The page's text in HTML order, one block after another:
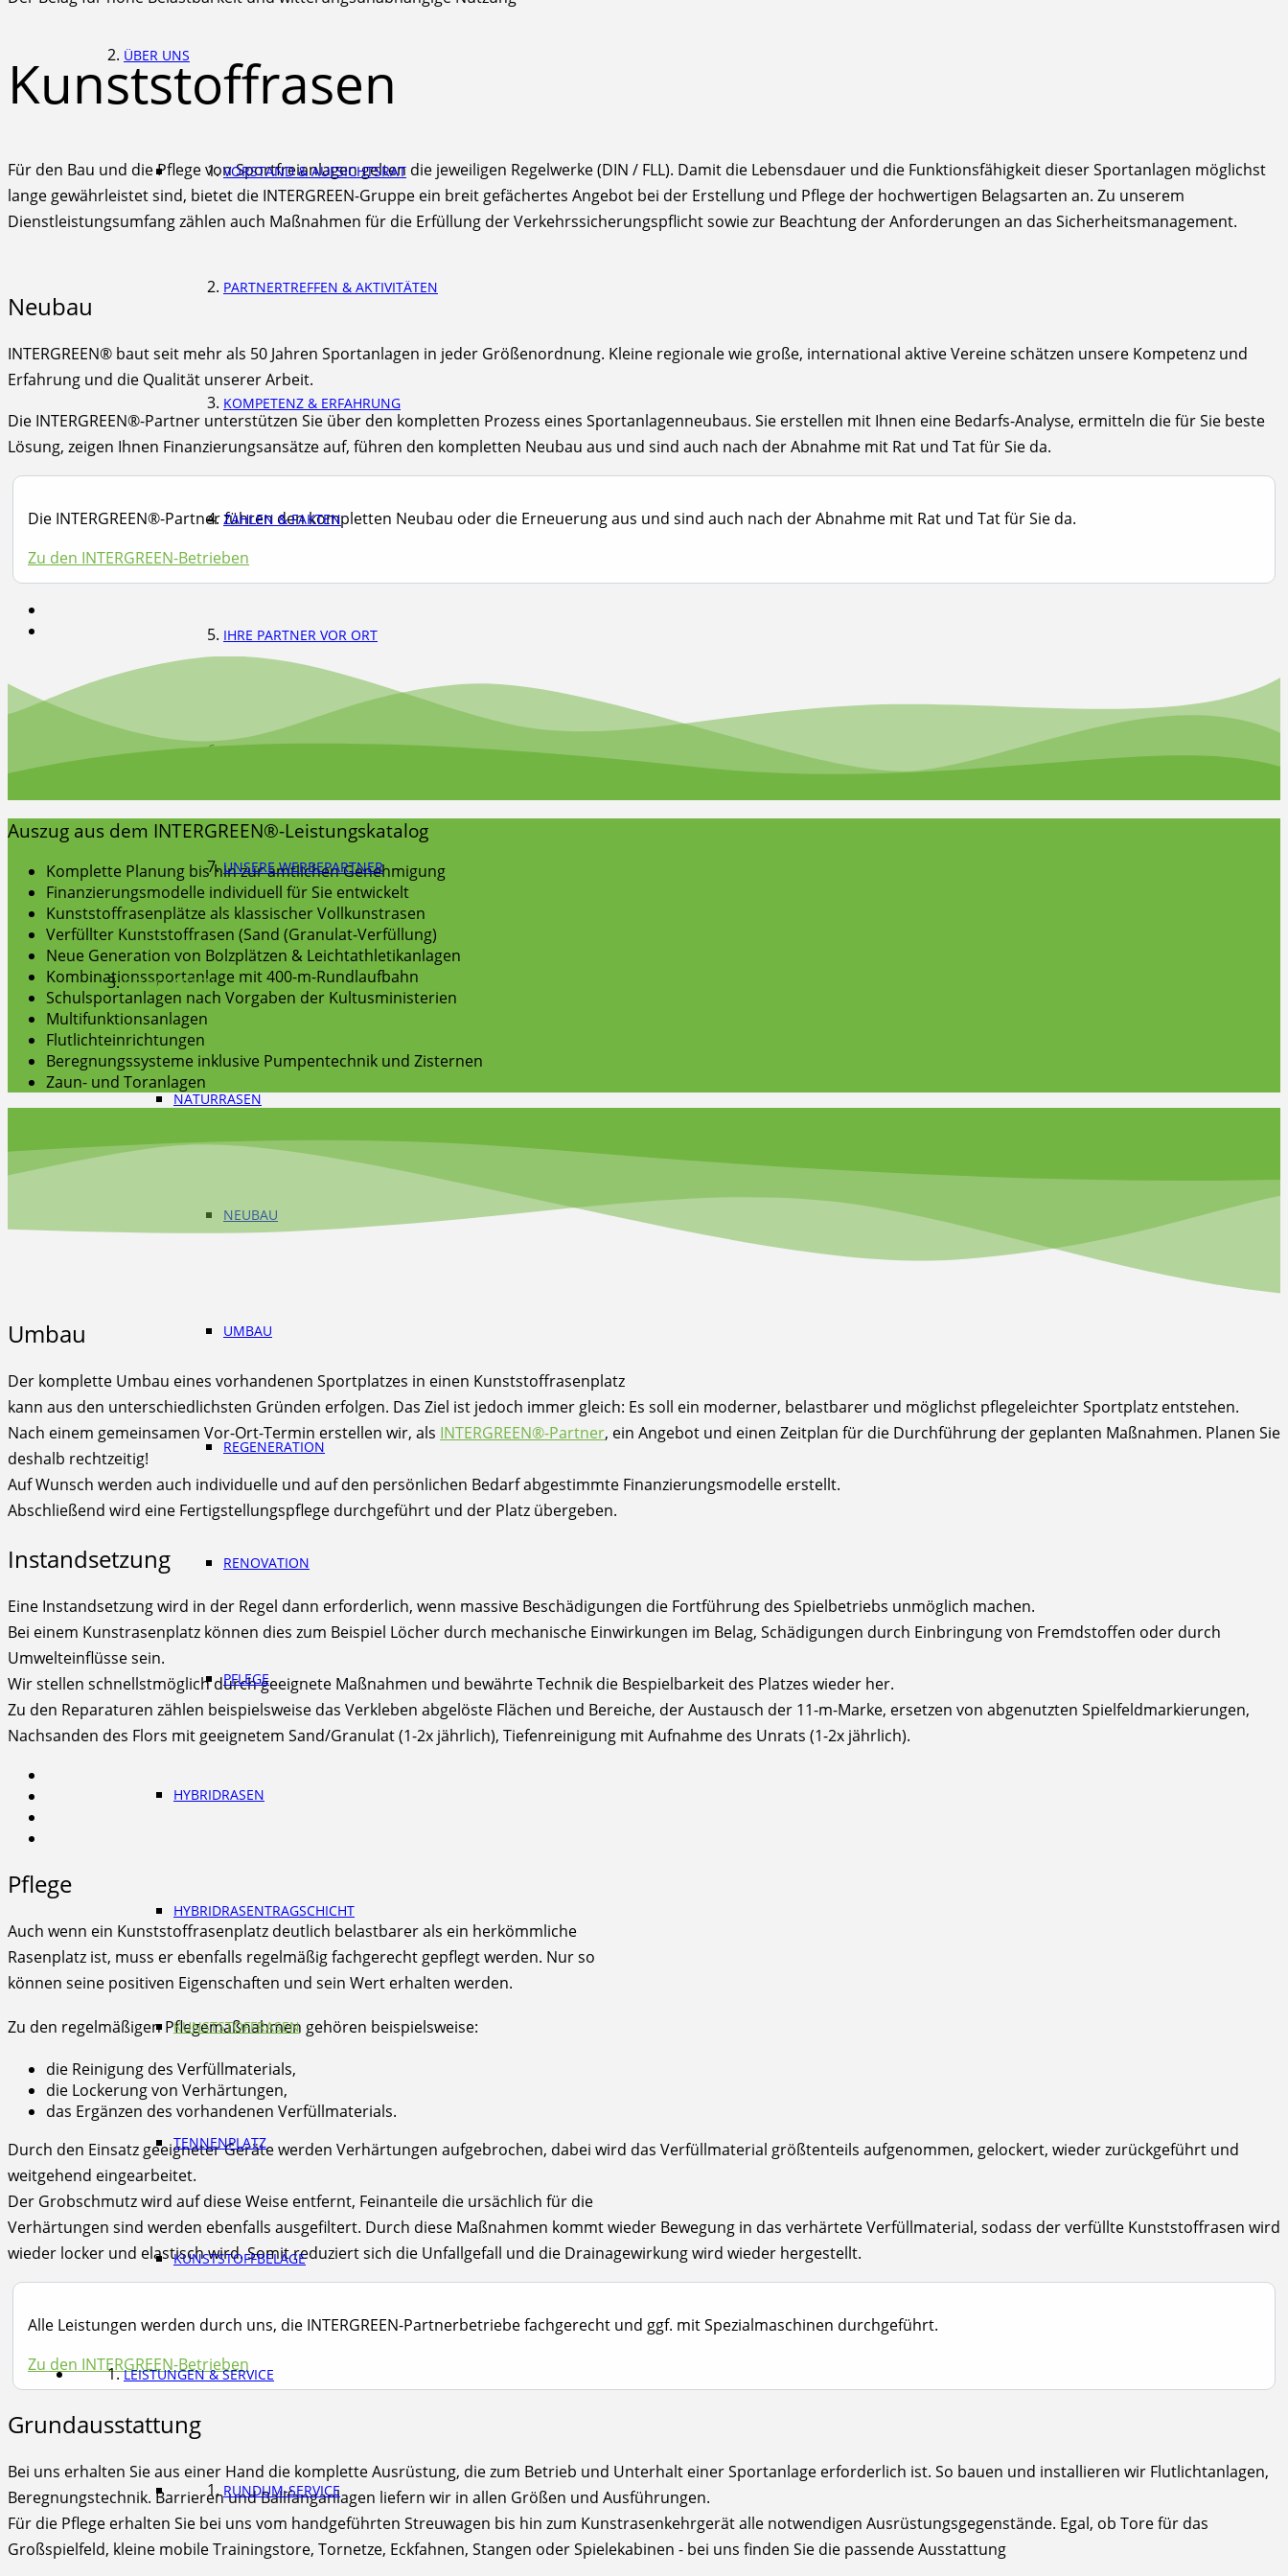
ÜBER UNS
VORSTAND & AUFSICHTSRAT
PARTNERTREFFEN & AKTIVITÄTEN
KOMPETENZ & ERFAHRUNG
ZAHLEN & FAKTEN
IHRE PARTNER VOR ORT
PARTNER WERDEN
UNSERE WERBEPARTNER
BELAGSARTEN
NATURRASEN
NEUBAU
UMBAU
REGENERATION
RENOVATION
PFLEGE
HYBRIDRASEN
HYBRIDRASENTRAGSCHICHT
KUNSTSTOFFRASEN
TENNENPLATZ
KUNSTSTOFFBELÄGE
LEISTUNGEN & SERVICE
RUNDUM-SERVICE
Kunststoffrasen
Für den Bau und die Pflege von Sportfreianlagen gelten die jeweiligen Regelwerke (DIN / FLL). Damit die Lebensdauer und die Funktionsfähigkeit dieser Sportanlagen möglichst
lange gewährleistet sind, bietet die INTERGREEN-Gruppe ein breit gefächertes Angebot bei der Erstellung und Pflege der hochwertigen Belagsarten an. Zu unserem
Dienstleistungsumfang zählen auch Maßnahmen für die Erfüllung der Verkehrssicherungspflicht sowie zur Beachtung der Anforderungen an das Sicherheitsmanagement.
Neubau
INTERGREEN® baut seit mehr als 50 Jahren Sportanlagen in jeder Größenordnung. Kleine regionale wie große, international aktive Vereine schätzen unsere Kompetenz und
Erfahrung und die Qualität unserer Arbeit.
Die INTERGREEN®-Partner unterstützen Sie über den kompletten Prozess eines Sportanlagenneubaus. Sie erstellen mit Ihnen eine Bedarfs-Analyse, ermitteln die für Sie beste
Lösung, zeigen Ihnen Finanzierungsansätze auf, führen den kompletten Neubau aus und sind auch nach der Abnahme mit Rat und Tat für Sie da.
Die INTERGREEN®-Partner führen den kompletten Neubau oder die Erneuerung aus und sind auch nach der Abnahme mit Rat und Tat für Sie da.
Zu den INTERGREEN-Betrieben
Auszug aus dem INTERGREEN®-Leistungskatalog
Komplette Planung bis hin zur amtlichen Genehmigung
Finanzierungsmodelle individuell für Sie entwickelt
Kunststoffrasenplätze als klassischer Vollkunstrasen
Verfüllter Kunststoffrasen (Sand (Granulat-Verfüllung)
Neue Generation von Bolzplätzen & Leichtathletikanlagen
Kombinationssportanlage mit 400-m-Rundlaufbahn
Schulsportanlagen nach Vorgaben der Kultusministerien
Multifunktionsanlagen
Flutlichteinrichtungen
Beregnungssysteme inklusive Pumpentechnik und Zisternen
Zaun- und Toranlagen
Umbau
Der komplette Umbau eines vorhandenen Sportplatzes in einen Kunststoffrasenplatz
kann aus den unterschiedlichsten Gründen erfolgen. Das Ziel ist jedoch immer gleich: Es soll ein moderner, belastbarer und möglichst pflegeleichter Sportplatz entstehen.
Nach einem gemeinsamen Vor-Ort-Termin erstellen wir, als INTERGREEN®-Partner, ein Angebot und einen Zeitplan für die Durchführung der geplanten Maßnahmen. Planen Sie
deshalb rechtzeitig!
Auf Wunsch werden auch individuelle und auf den persönlichen Bedarf abgestimmte Finanzierungsmodelle erstellt.
Abschließend wird eine Fertigstellungspflege durchgeführt und der Platz übergeben.
Instandsetzung
Eine Instandsetzung wird in der Regel dann erforderlich, wenn massive Beschädigungen die Fortführung des Spielbetriebs unmöglich machen.
Bei einem Kunstrasenplatz können dies zum Beispiel Löcher durch mechanische Einwirkungen im Belag, Schädigungen durch Einbringung von Fremdstoffen oder durch
Umwelteinflüsse sein.
Wir stellen schnellstmöglich durch geeignete Maßnahmen und bewährte Technik die Bespielbarkeit des Platzes wieder her.
Zu den Reparaturen zählen beispielsweise das Verkleben abgelöste Flächen und Bereiche, der Austausch der 11-m-Marke, ersetzen von abgenutzten Spielfeldmarkierungen,
Nachsanden des Flors mit geeignetem Sand/Granulat (1-2x jährlich), Tiefenreinigung mit Aufnahme des Unrats (1-2x jährlich).
Pflege
Auch wenn ein Kunststoffrasenplatz deutlich belastbarer als ein herkömmliche
Rasenplatz ist, muss er ebenfalls regelmäßig fachgerecht gepflegt werden. Nur so
können seine positiven Eigenschaften und sein Wert erhalten werden.
Zu den regelmäßigen Pflegemaßnahmen gehören beispielsweise:
die Reinigung des Verfüllmaterials,
die Lockerung von Verhärtungen,
das Ergänzen des vorhandenen Verfüllmaterials.
Durch den Einsatz geeigneter Geräte werden Verhärtungen aufgebrochen, dabei wird das Verfüllmaterial größtenteils aufgenommen, gelockert, wieder zurückgeführt und
weitgehend eingearbeitet.
Der Grobschmutz wird auf diese Weise entfernt, Feinanteile die ursächlich für die
Verhärtungen sind werden ebenfalls ausgefiltert. Durch diese Maßnahmen kommt wieder Bewegung in das verhärtete Verfüllmaterial, sodass der verfüllte Kunststoffrasen wird
wieder locker und elastisch wird. Somit reduziert sich die Unfallgefall und die Drainagewirkung wird wieder hergestellt.
Alle Leistungen werden durch uns, die INTERGREEN-Partnerbetriebe fachgerecht und ggf. mit Spezialmaschinen durchgeführt.
Zu den INTERGREEN-Betrieben
Grundausstattung
Bei uns erhalten Sie aus einer Hand die komplette Ausrüstung, die zum Betrieb und Unterhalt einer Sportanlage erforderlich ist. So bauen und installieren wir Flutlichtanlagen,
Beregnungstechnik. Barrieren und Ballfanganlagen liefern wir in allen Größen und Ausführungen.
Für die Pflege erhalten Sie bei uns vom handgeführten Streuwagen bis hin zum Kunstrasenkehrgerät alle notwendigen Ausrüstungsgegenstände. Egal, ob Tore für das
Großspielfeld, kleine mobile Trainingstore, Tornetze, Eckfahnen, Stangen oder Spielekabinen - bei uns finden Sie die passende Ausstattung